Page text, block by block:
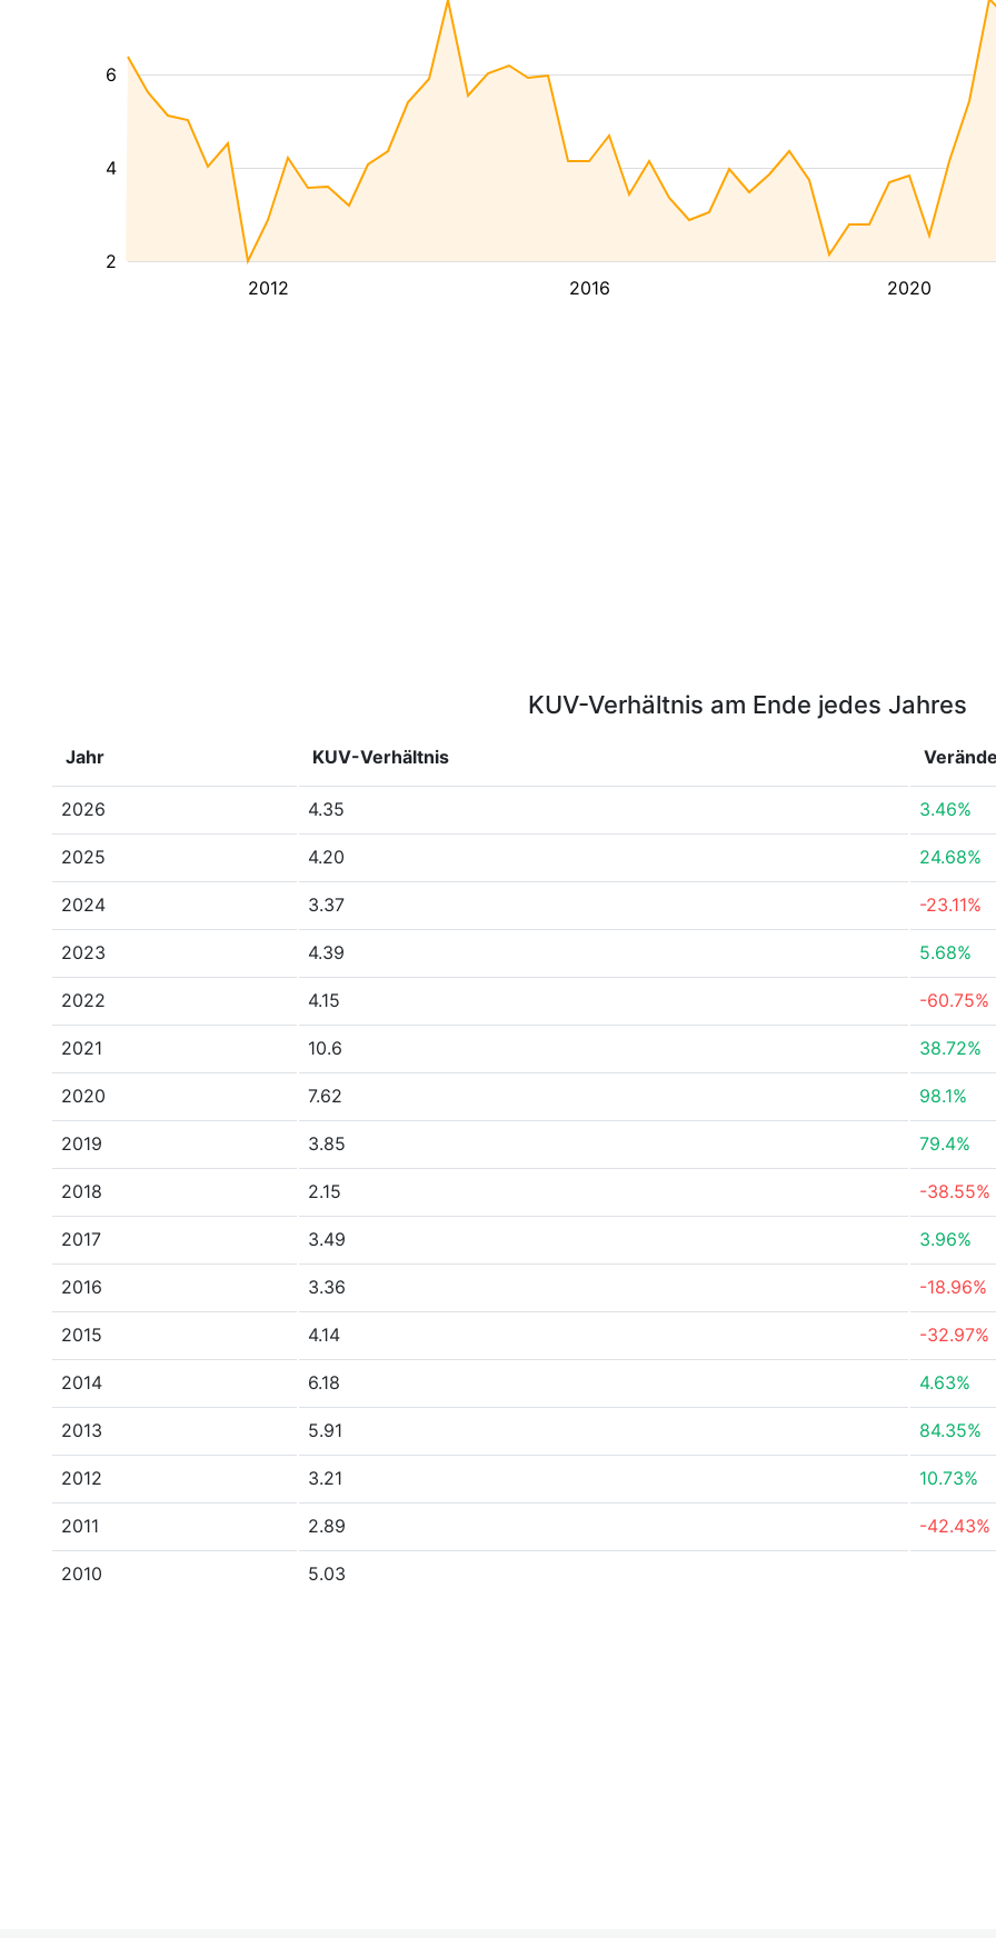
2012 2016 2020
2
4
6
KUV-Verhältnis am Ende jedes Jahres
Jahr KUV-Verhältnis
2026 4.35 3.46%
2025 4.20 24.68%
2024 3.37 -23.11%
2023 4.39 5.68%
2022 4.15 -60.75%
2021 10.6 38.72%
2020 7.62 98.1%
2019 3.85 79.4%
2018 2.15 -38.55%
2017 3.49 3.96%
2016 3.36 -18.96%
2015 4.14 -32.97%
2014 6.18 4.63%
2013 5.91 84.35%
2012 3.21 10.73%
2011 2.89 -42.43%
2010 5.03